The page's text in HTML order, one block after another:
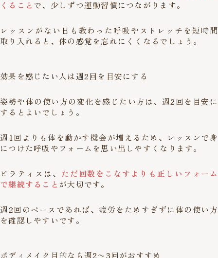
くること で、少しずつ運動習慣につながります。
レッスンがない日も教わった呼吸やストレッチを短時間
取り入れると、体の感覚を忘れにくくなるでしょう。
効果を感じたい人は週2回を目安にする
姿勢や体の使い方の変化を感じたい方は、週2回を目安に
するとよいでしょう。
週1回よりも体を動かす機会が増えるため、レッスンで身
につけた呼吸やフォームを思い出しやすくなります。
ピラティスは、 ただ回数をこなすよりも正しいフォーム
で継続すること が大切です。
週2回のペースであれば、疲労をためすぎずに体の使い方
を確認しやすいです。
ボディメイク目的なら週2〜3回がおすすめ